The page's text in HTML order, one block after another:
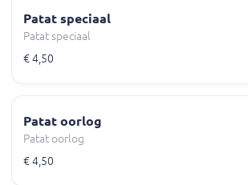
Patat speciaal
Patat speciaal
€ 4,50
Patat oorlog
Patat oorlog
€ 4,50